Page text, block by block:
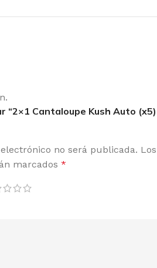
“2×1 Cantaloupe Kush Auto (x5)
no será publicada. Los
marcados *